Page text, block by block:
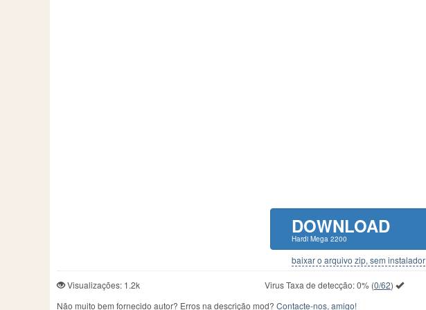
DOWNLOAD
Hardi Mega 2200
baixar o arquivo zip, sem instalador
Visualizações: 1.2k Virus Taxa de detecção:0%(0/62)
Não muito bem fornecido autor? Erros na descrição mod? Contacte-nos, amigo!